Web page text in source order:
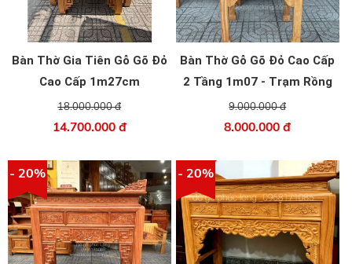
Bàn Thờ Gia Tiên Gỗ Gõ Đỏ
Cao Cấp 1m27cm
18.000.000 đ
14.700.000 đ
Bàn Thờ Gỗ Gõ Đỏ Cao Cấp
2 Tầng 1m07 - Trạm Rồng
9.000.000 đ
8.000.000 đ
- 20% - 20%